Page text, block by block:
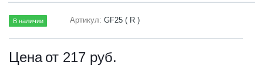
В наличии Артикул:GF25 ( R )
Цена от 217 руб.